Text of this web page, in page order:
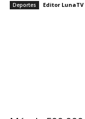
Deportes Editor LunaTV